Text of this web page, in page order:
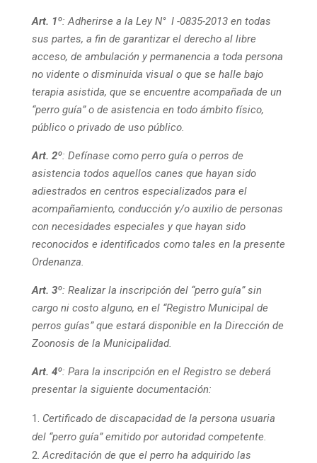
Art. 1º: Adherirse a la Ley N° I -0835-2013 en todas
sus partes, a fin de garantizar el derecho al libre
acceso, de ambulación y permanencia a toda persona
no vidente o disminuida visual o que se halle bajo
terapia asistida, que se encuentre acompañada de un
“perro guía” o de asistencia en todo ámbito físico,
público o privado de uso público.
Art. 2º: Defínase como perro guía o perros de
asistencia todos aquellos canes que hayan sido
adiestrados en centros especializados para el
acompañamiento, conducción y/o auxilio de personas
con necesidades especiales y que hayan sido
reconocidos e identificados como tales en la presente
Ordenanza.
Art. 3º: Realizar la inscripción del “perro guía” sin
cargo ni costo alguno, en el “Registro Municipal de
perros guías” que estará disponible en la Dirección de
Zoonosis de la Municipalidad.
Art. 4º: Para la inscripción en el Registro se deberá
presentar la siguiente documentación:
Certificado de discapacidad de la persona usuaria
del “perro guía” emitido por autoridad competente.
Acreditación de que el perro ha adquirido las